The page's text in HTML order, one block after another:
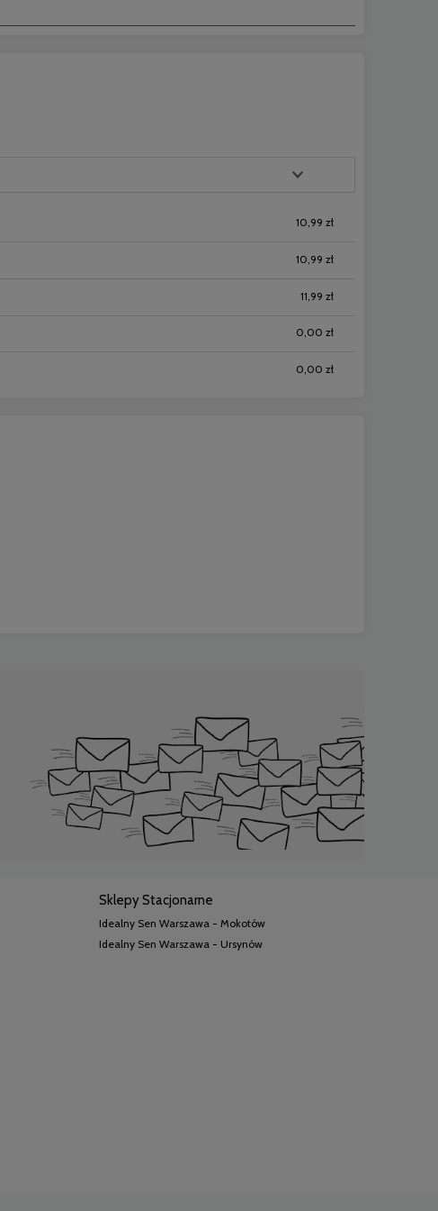
10,99 zł
10,99 zł
11,99 zł
0,00 zł
0,00 zł
Sklepy Stacjonarne
Idealny Sen Warszawa - Mokotów
Idealny Sen Warszawa - Ursynów